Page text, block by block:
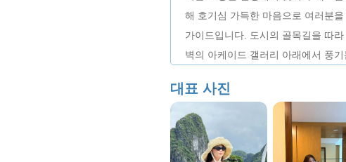
해 호기심 가득한 마음으로 여러분
가이드입니다. 도시의 골목길을 따
벽의 아케이드 갤러리 아래에서 풍
없지만 여행에서 가장 감동적인 부분
대표 사진